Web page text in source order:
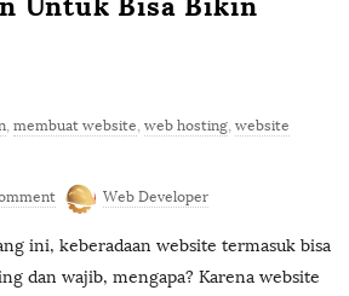
, membuat website, web hosting, website
Web Developer
ini, keberadaan website termasuk bisa
dan wajib, mengapa? Karena website